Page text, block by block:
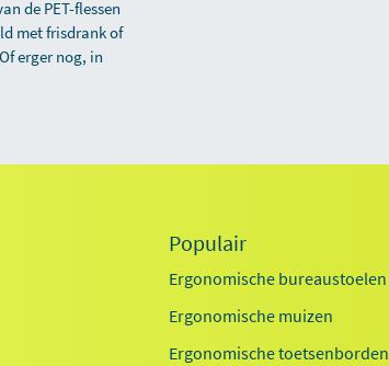
de PET-flessen
met frisdrank of
erger nog, in
Populair
Ergonomische bureaustoelen
Ergonomische muizen
Ergonomische toetsenborden